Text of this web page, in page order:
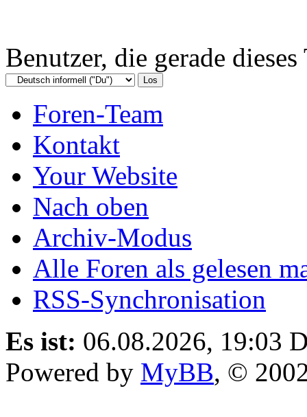
Benutzer, die gerade
Foren-Team
Kontakt
Your Website
Nach oben
Archiv-Modus
Alle Foren als gelesen
RSS-Synchronisation
Es ist: 06.08.2026, 19:03
Powered by MyBB, ©